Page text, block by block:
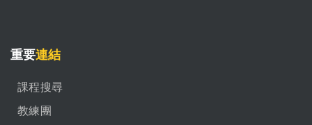
重要連結
課程搜尋
教練團